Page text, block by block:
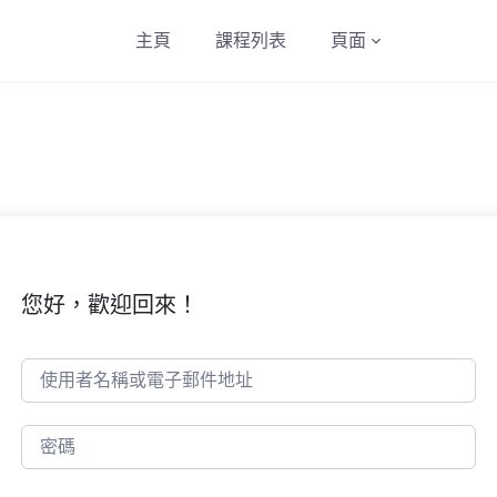
主頁 課程列表 頁面
您好，歡迎回來！